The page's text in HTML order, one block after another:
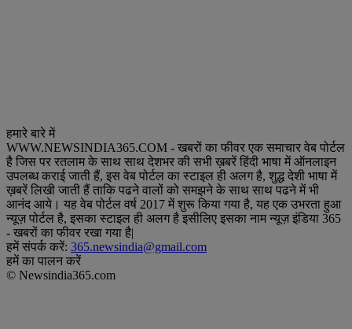
हमारे बारे में
WWW.NEWSINDIA365.COM - खबरों का फीवर एक समाचार वेब पोर्टल
है जिस पर रतलाम के साथ साथ देशभर की सभी ख़बरें हिंदी भाषा में ऑनलाइन
उपलब्ध कराई जाती हैं, इस वेब पोर्टल का स्टाइल ही अलग है, शुद्ध देशी भाषा में
ख़बरें लिखी जाती हैं ताकि पढने वालों को समझने के साथ साथ पढने में भी
आनंद आये। यह वेब पोर्टल वर्ष 2017 में शुरू किया गया है, यह एक उभरता हुआ
न्यूज़ पोर्टल है, इसका स्टाइल ही अलग है इसीलिए इसका नाम न्यूज़ इंडिया 365
- खबरों का फीवर रखा गया है|
हमें संपर्क करें: 365.newsindia@gmail.com
हमें का पालन करें
© Newsindia365.com